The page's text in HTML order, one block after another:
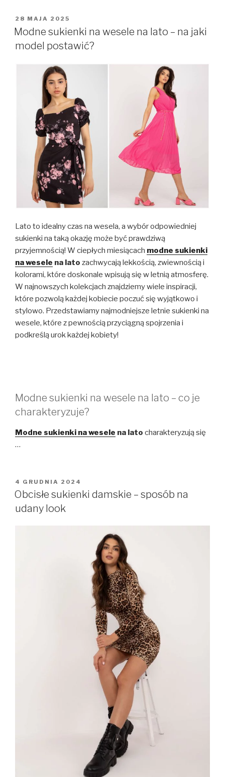
OPUBLIKOWANE
W
28 MAJA 2025
Modne sukienki na wesele na lato – na jaki
model postawić?
Lato to idealny czas na wesela, a wybór odpowiedniej
sukienki na taką okazję może być prawdziwą
przyjemnością! W ciepłych miesiącach modne sukienki
na wesele na lato zachwycają lekkością, zwiewnością i
kolorami, które doskonale wpisują się w letnią atmosferę.
W najnowszych kolekcjach znajdziemy wiele inspiracji,
które pozwolą każdej kobiecie poczuć się wyjątkowo i
stylowo. Przedstawiamy najmodniejsze letnie sukienki na
wesele, które z pewnością przyciągną spojrzenia i
podkreślą urok każdej kobiety!
Modne sukienki na wesele na lato – co je
charakteryzuje?
Modne sukienki na wesele na lato charakteryzują się
…
OPUBLIKOWANE
W
4 GRUDNIA 2024
Obcisłe sukienki damskie – sposób na
udany look